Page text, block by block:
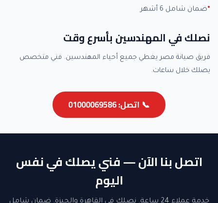
ضمان شامل 6 أشهر
نصلك في المهندسين بأسرع وقت
فريق صيانة مصر يغطي جميع أحياء المهندسين. فني متخصص
يصلك خلال ساعات.
📞 اتصل: 01000069586
اتصل بنا الآن — فني يصلك في نفس
اليوم